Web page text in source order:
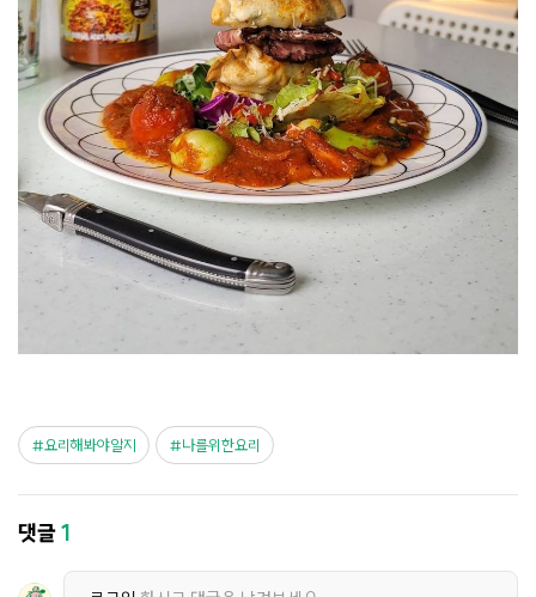
요리해봐야알지 나를위한요리
댓글1